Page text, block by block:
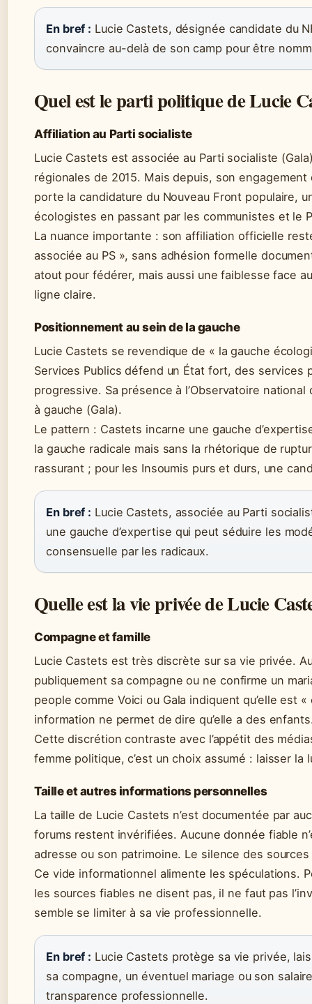
En bref : Lucie Castets, désignée candidate du
convaincre au-delà de son camp pour être
Quel est le parti politique de Lucie
Affiliation au Parti socialiste
Lucie Castets est associée au Parti socialiste
régionales de 2015. Mais depuis, son
porte la candidature du Nouveau Front populaire,
écologistes en passant par les communistes et le
La nuance importante : son affiliation officielle
associée au PS », sans adhésion formelle
atout pour fédérer, mais aussi une faiblesse face
ligne claire.
Positionnement au sein de la gauche
Lucie Castets se revendique de « la gauche
Services Publics défend un État fort, des services
progressive. Sa présence à l’Observatoire
à gauche (Gala).
Le pattern : Castets incarne une gauche
la gauche radicale mais sans la rhétorique de
rassurant ; pour les Insoumis purs et durs, une
En bref : Lucie Castets, associée au Parti
une gauche d’expertise qui peut séduire les
consensuelle par les radicaux.
Quelle est la vie privée de Lucie
Compagne et famille
Lucie Castets est très discrète sur sa vie privée.
publiquement sa compagne ou ne confirme un
people comme Voici ou Gala indiquent qu’elle est
information ne permet de dire qu’elle a des
Cette discrétion contraste avec l’appétit des
femme politique, c’est un choix assumé : laisser
Taille et autres informations personnelles
La taille de Lucie Castets n’est documentée par
forums restent invérifiées. Aucune donnée fiable
adresse ou son patrimoine. Le silence des
Ce vide informationnel alimente les spéculations.
les sources fiables ne disent pas, il ne faut pas
semble se limiter à sa vie professionnelle.
En bref : Lucie Castets protège sa vie privée,
sa compagne, un éventuel mariage ou son
transparence professionnelle.